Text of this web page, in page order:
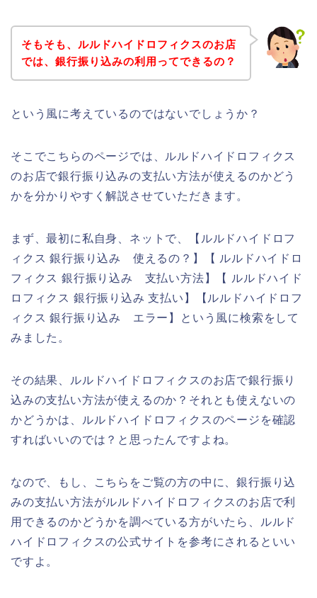
そもそも、ルルドハイドロフィクスのお店
では、銀行振り込みの利用ってできるの？
という風に考えているのではないでしょうか？
そこでこちらのページでは、ルルドハイドロフィクス
のお店で銀行振り込みの支払い方法が使えるのかどう
かを分かりやすく解説させていただきます。
まず、最初に私自身、ネットで、【ルルドハイドロフ
ィクス 銀行振り込み 使えるの？】【 ルルドハイドロ
フィクス 銀行振り込み 支払い方法】【 ルルドハイド
ロフィクス 銀行振り込み 支払い】【ルルドハイドロフ
ィクス 銀行振り込み エラー】という風に検索をして
みました。
その結果、ルルドハイドロフィクスのお店で銀行振り
込みの支払い方法が使えるのか？それとも使えないの
かどうかは、ルルドハイドロフィクスのページを確認
すればいいのでは？と思ったんですよね。
なので、もし、こちらをご覧の方の中に、銀行振り込
みの支払い方法がルルドハイドロフィクスのお店で利
用できるのかどうかを調べている方がいたら、ルルド
ハイドロフィクスの公式サイトを参考にされるといい
ですよ。